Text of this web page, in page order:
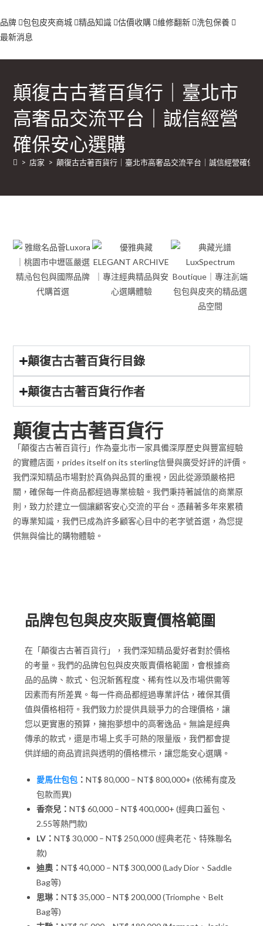
品牌 包包皮夾商城 精品知識 估價收購 維修翻新
洗包保養
最新消息
顛復古古著百貨行｜臺北市
高奢品交流平台｜誠信經營
確保安心選購
> 店家 > 顛復古古著百貨行｜臺北市高奢品交流平台｜誠信經營確保
顛復古古著百貨行目錄
顛復古古著百貨行作者
顛復古古著百貨行
「顛復古古著百貨行」作為臺北市一家具備深厚歷史與豐富經驗
的實體店面，prides itself on its sterling信譽與廣受好評的評價。
我們深知精品市場對於真偽與品質的重視，因此從源頭嚴格把
關，確保每一件商品都經過專業檢驗。我們秉持著誠信的商業原
則，致力於建立一個讓顧客安心交流的平台。憑藉著多年來累積
的專業知識，我們已成為許多顧客心目中的老字號首選，為您提
供無與倫比的購物體驗。
品牌包包與皮夾販賣價格範圍
在「顛復古古著百貨行」，我們深知精品愛好者對於價格
的考量。我們的品牌包包與皮夾販賣價格範圍，會根據商
品的品牌、款式、包況新舊程度、稀有性以及市場供需等
因素而有所差異。每一件商品都經過專業評估，確保其價
值與價格相符。我們致力於提供具競爭力的合理價格，讓
您以更實惠的預算，擁抱夢想中的高奢逸品。無論是經典
傳承的款式，還是市場上炙手可熱的限量版，我們都會提
供詳細的商品資訊與透明的價格標示，讓您能安心選購。
愛馬仕包包 ：NT$ 80,000 – NT$ 800,000+ (依稀有度及
包款而異)
香奈兒：NT$ 60,000 – NT$ 400,000+ (經典口蓋包、
2.55等熱門款)
LV：NT$ 30,000 – NT$ 250,000 (經典老花、特殊聯名
款)
迪奧：NT$ 40,000 – NT$ 300,000 (Lady Dior、Saddle
Bag等)
思琳：NT$ 35,000 – NT$ 200,000 (Triomphe、Belt
Bag等)